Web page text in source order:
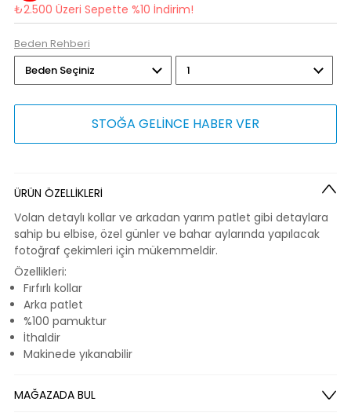
₺2.500 Üzeri Sepette %10 İndirim!
Beden Rehberi
STOĞA GELİNCE HABER VER
ÜRÜN ÖZELLİKLERİ
Volan detaylı kollar ve arkadan yarım patlet gibi detaylara
sahip bu elbise, özel günler ve bahar aylarında yapılacak
fotoğraf çekimleri için mükemmeldir.
Özellikleri:
Fırfırlı kollar
Arka patlet
%100 pamuktur
İthaldir
Makinede yıkanabilir
MAĞAZADA BUL